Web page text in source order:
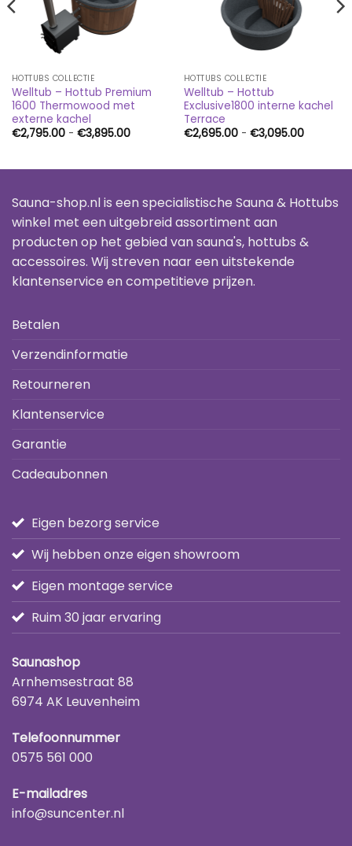
HOTTUBS COLLECTIE
Welltub – Hottub Premium
1600 Thermowood met
externe kachel
€2,795.00 - €3,895.00Prijsklasse:
HOTTUBS COLLECTIE
Welltub – Hottub
Exclusive1800 interne kachel
Terrace
€2,695.00 - €3,095.00
Sauna-shop.nl is een specialistische Sauna & Hottubs
winkel met een uitgebreid assortiment aan
producten op het gebied van sauna's, hottubs &
accessoires. Wij streven naar een uitstekende
klantenservice en competitieve prijzen.
Betalen
Verzendinformatie
Retourneren
Klantenservice
Garantie
Cadeaubonnen
Eigen bezorg service
Wij hebben onze eigen showroom
Eigen montage service
Ruim 30 jaar ervaring
Saunashop
Arnhemsestraat 88
6974 AK Leuvenheim
Telefoonnummer
0575 561 000
E-mailadres
info@suncenter.nl